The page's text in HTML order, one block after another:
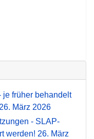
je früher behandelt
26. März 2026
- SLAP-
werden! 26. März